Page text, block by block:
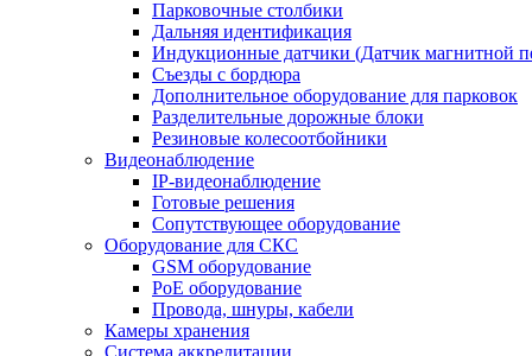
Парковочные столбики
Дальняя идентификация
Индукционные датчики (Датчик магнитной
Съезды с бордюра
Дополнительное оборудование для парковок
Разделительные дорожные блоки
Резиновые колесоотбойники
Видеонаблюдение
IP-видеонаблюдение
Готовые решения
Сопутствующее оборудование
Оборудование для СКС
GSM оборудование
PoE оборудование
Провода, шнуры, кабели
Камеры хранения
Система аккредитации